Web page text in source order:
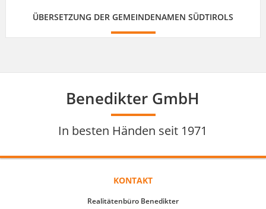
Benedikter GmbH
In besten Händen seit 1971
KONTAKT
Realitätenbüro Benedikter